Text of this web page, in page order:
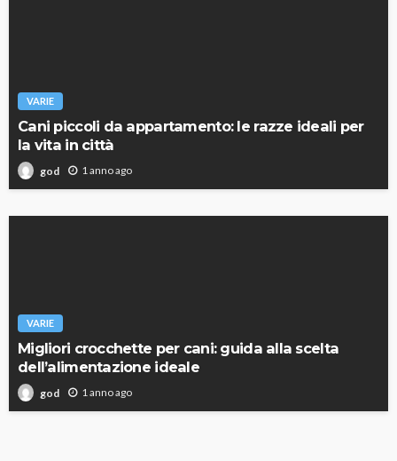
VARIE
Cani piccoli da appartamento: le razze ideali per
la vita in città
god 1 anno ago
VARIE
Migliori crocchette per cani: guida alla scelta
dell’alimentazione ideale
god 1 anno ago